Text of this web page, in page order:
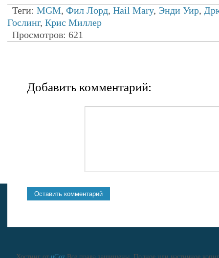
Теги: MGM, Фил Лорд, Hail Mary, Энди Уир,
Гослинг, Крис Миллер
Просмотров: 621
Добавить комментарий: